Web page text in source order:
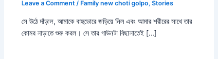
Leave a Comment / Family new choti golpo,Stories
সে উঠে দাঁড়াল, আমাকে বাহুডোরে জড়িয়ে নিল এবং আমার শরীরের সাথে তার
কোমর নাড়াতে শুরু করল। সে তার গাউনটা বিছানাতেই […]